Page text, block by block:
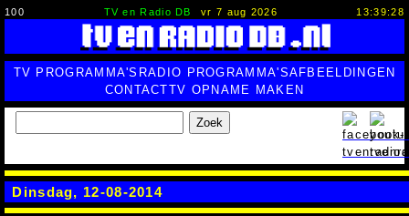
100 TV en Radio DB vr 7 aug 2026 13:39:29
TV PROGRAMMA'S RADIO PROGRAMMA'SAFBEELDINGEN
CONTACTTV OPNAME MAKEN
Zoek
Dinsdag, 12-08-2014